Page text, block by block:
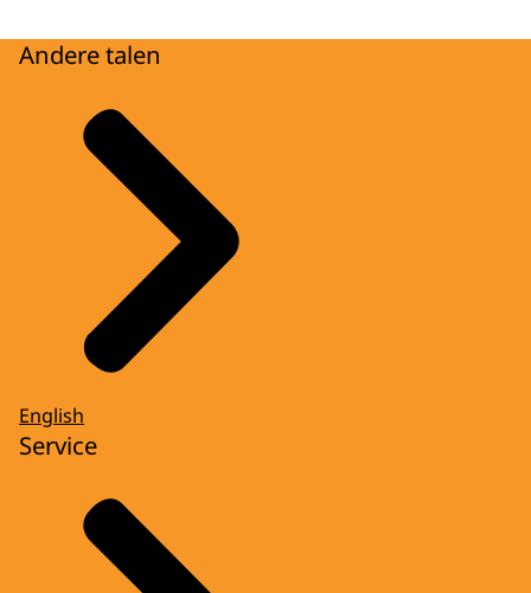
Andere talen
English
Service